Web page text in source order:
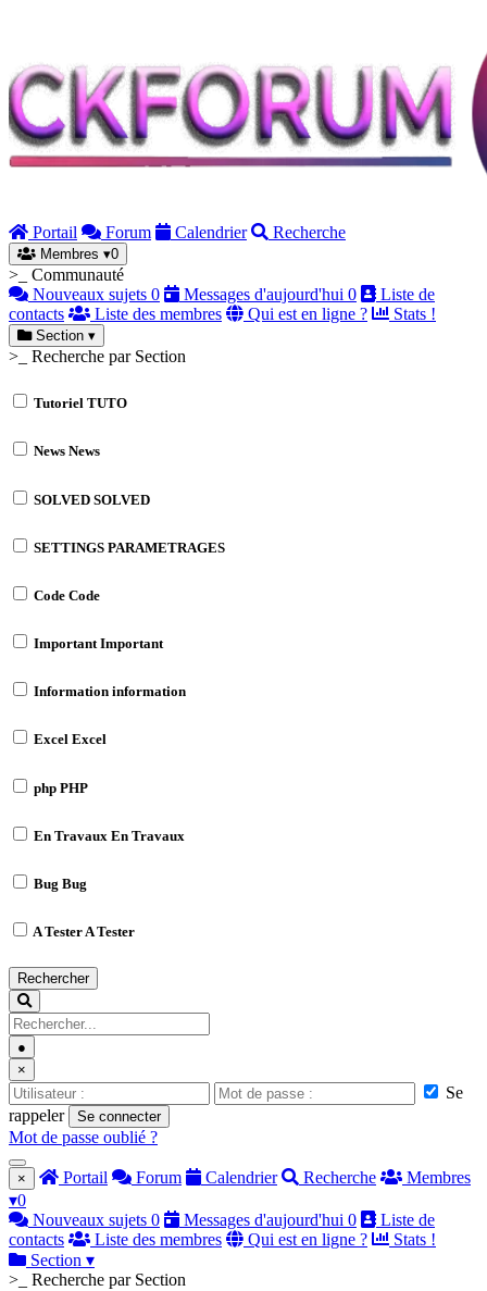
Portail Forum Calendrier Recherche
Membres ▾0
>_ Communauté
Nouveaux sujets 0 Messages d'aujourd'hui 0
Liste de
contacts
Liste des membres Qui est en ligne ? Stats !
Section ▾
>_ Recherche par Section
Tutoriel TUTO
News News
SOLVED SOLVED
SETTINGS PARAMETRAGES
Code Code
ImportantImportant
Information information
Excel Excel
php PHP
En Travaux En Travaux
Bug Bug
A TesterA Tester
Rechercher
●
×
Se
rappeler
Se connecter
Mot de passe oublié ?
× Portail Forum Calendrier Recherche
Membres
▾0
Nouveaux sujets 0 Messages d'aujourd'hui 0
Liste de
contacts
Liste des membres Qui est en ligne ?
Stats !
Section ▾
>_ Recherche par Section